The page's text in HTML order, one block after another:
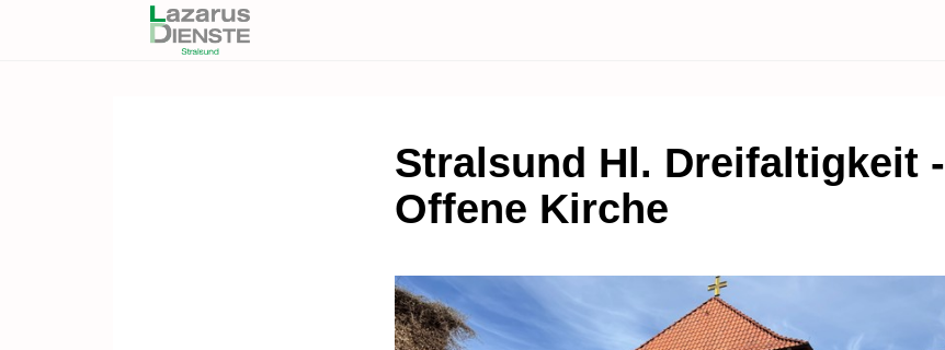
Stralsund Hl. Dreifaltigkeit -
Offene Kirche